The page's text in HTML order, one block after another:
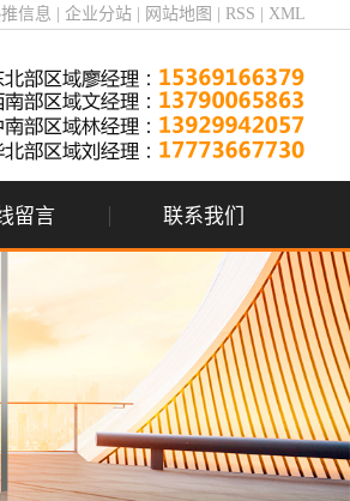
信息 企业分站 网站地图 RSS XML
留言 联系我们